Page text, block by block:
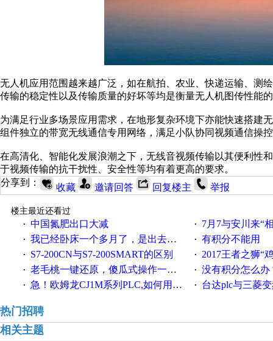
无人机应用范围越来越广泛，如在航拍、农业、快递运输、测
传输的稳定性以及传输质量的好坏等均是衡量无人机图传性能
为满足行业多场景应用需求，在地形复杂环境下亦能快速搭建
组件独立的带宽无线通信专用网络，满足小队协同视频通信操
在高清化、智能化发展浪潮之下，无线音视频传输以其便利性
于视频传输的抗干扰性、安全性等均有着更高的要求。
分享到：
收藏 邀请回答 回复楼主 举报
楼主最近还看过
· 中国氮肥出口大减 · 7月7与安川来“
· 我已经卧床一个多月了，是出去安装机械手在高速遭遇车祸所致:大家工作都要特别注意啊 · 有积分不能用
· S7-200CN与S7-200SMART的区别 · 2017王者之狮“鸡”情签到
· 老毛桃一键还原，傻瓜式操作一键轻松备份还原；程序为向导式安装，一键即可实现自动备份或还原系统。 · 没有积分怎么办
· 急！欧姆龙CJ1M系列PLC,如何用时间控制变频器。要求时间在组态王中可以自由输入！拜托各位大神了！ · 台达plc与三菱
热门招聘
相关主题